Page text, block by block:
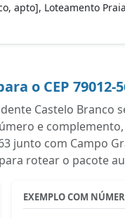
apto], Loteamento
o CEP 79012-
Castelo Branco
e
junto com Campo
rotear o pacote
EXEMPLO COM